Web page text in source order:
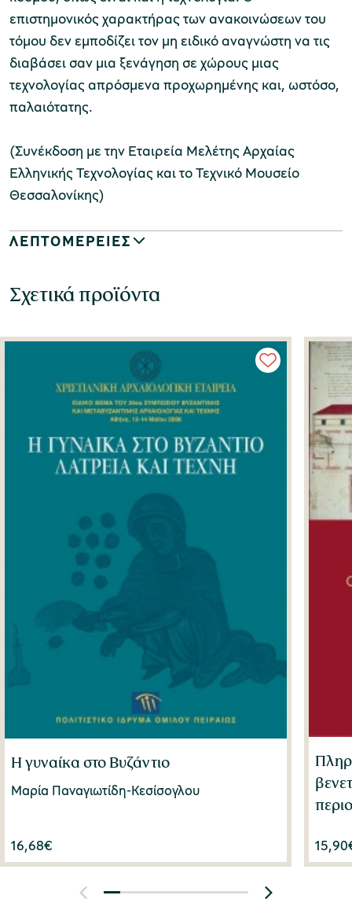
επιστημονικός χαρακτήρας των ανακοινώσεων του
τόμου δεν εμποδίζει τον μη ειδικό αναγνώστη να τις
διαβάσει σαν μια ξενάγηση σε χώρους μιας
τεχνολογίας απρόσμενα προχωρημένης και, ωστόσο,
παλαιότατης.
(Συνέκδοση με την Εταιρεία Μελέτης Αρχαίας
Ελληνικής Τεχνολογίας και το Τεχνικό Μουσείο
Θεσσαλονίκης)
ΛΕΠΤΟΜΕΡΕΙΕΣ
Σχετικά προϊόντα
Η γυναίκα στο Βυζάντιο
Μαρία Παναγιωτίδη-Κεσίσογλου
16,68€ 15,90